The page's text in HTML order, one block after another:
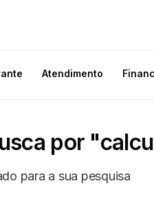
Atendimento
por
para a sua pesquisa